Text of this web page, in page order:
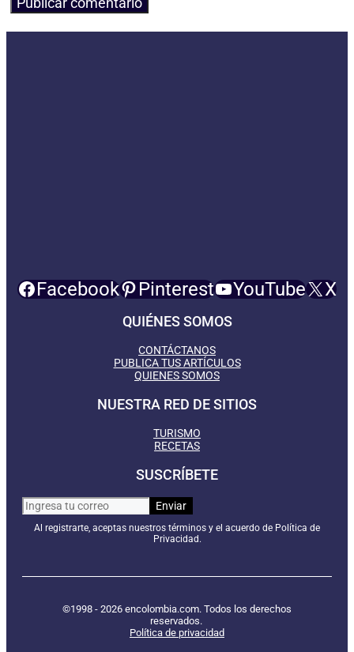
Facebook Pinterest YouTube X
QUIÉNES SOMOS
CONTÁCTANOS
PUBLICA TUS ARTÍCULOS
QUIENES SOMOS
NUESTRA RED DE SITIOS
TURISMO
RECETAS
SUSCRÍBETE
Al registrarte, aceptas nuestros términos y el acuerdo de Política de
Privacidad.
©1998 - 2026 encolombia.com. Todos los derechos
reservados.
Política de privacidad